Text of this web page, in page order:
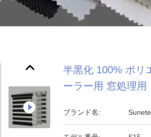
半黒化 100% ポリ
ーラー用 窓処理用
ブランド名: